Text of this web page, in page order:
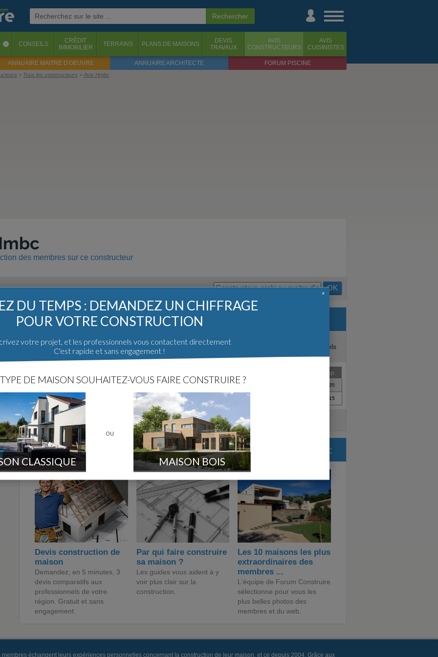
‹ CONSEILS
CRÉDIT
IMMOBILIER
TERRAINS PLANS DE MAISONS
DEVIS
TRAVAUX
AVIS
CONSTRUCTEURS
AVIS
CUISINISTES
ANNUAIRE MAITRE D'OEUVRE ANNUAIRE ARCHITECTE FORUM PISCINE
Tous les constructeurs Avis Hmbc
des membres sur ce constructeur
OK
Hmbc dans le forum :
Nous vous conseillons de rester prudent quant aux messages que vous pouvez lire dans les
discussions à propos d'un constructeur. Pour trouver des avis pertinents sur les professionnels
de la construction, consultez notre guide
Rép.
[74] Avis constructeur HMBC (Home Metal Bois Concept) 35
[69]Hmbc construction metallique 15
Voir le forum "Constructeur"
Les constructeurs de maisons sur ForumConstruire.com :
Devis construction de
maison
Demandez, en 5 minutes, 3
devis comparatifs aux
professionnels de votre
région. Gratuit et sans
engagement.
Par qui faire construire
sa maison ?
Les guides vous aident à y
voir plus clair sur la
construction.
Les 10 maisons les plus
extraordinaires des
membres ...
L'équipe de Forum Construire
sélectionne pour vous les
plus belles photos des
membres et du web.
échangent leurs expériences personnelles concernant la construction de leur maison, et ce depuis 2004. Grâce aux
DU TEMPS : DEMANDEZ UN CHIFFRAGE
POUR VOTRE CONSTRUCTION
votre projet, et les professionnels vous contactent directement
C'est rapide et sans engagement !
DE MAISON SOUHAITEZ-VOUS FAIRE CONSTRUIRE ?
CLASSIQUE
ou
MAISON BOIS
×